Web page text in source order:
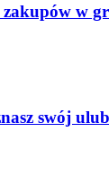
w
swój